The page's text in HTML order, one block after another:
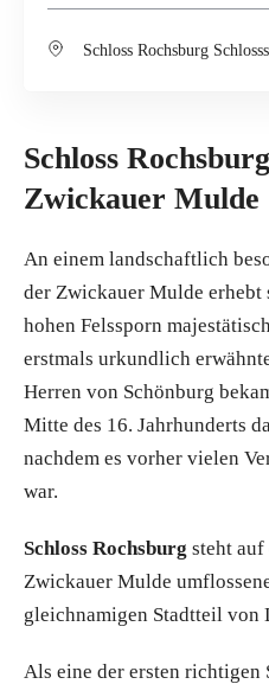
Schloss Rochsburg
Schloss
Zwickauer Mulde
An einem landschaftlich
der Zwickauer Mulde erhebt
hohen Felssporn
erstmals urkundlich
Herren von Schönburg
Mitte des 16. Jahrhunderts
nachdem es vorher vielen
war.
Schloss Rochsburg steht
Zwickauer Mulde
gleichnamigen Stadtteil von
Als eine der ersten richtigen